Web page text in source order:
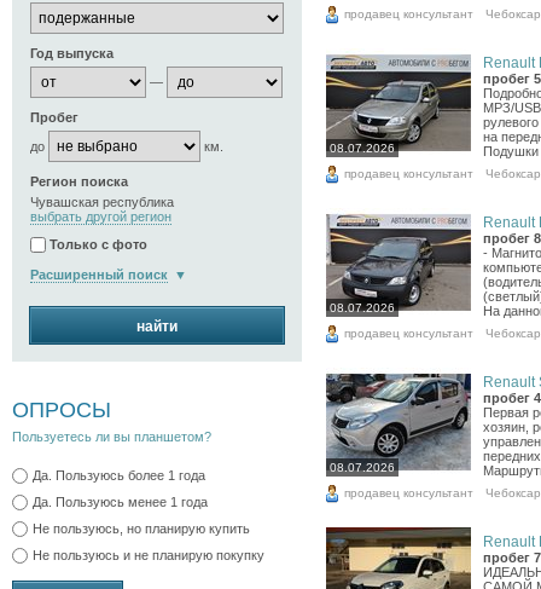
Год выпуска
—
Пробег
до
км.
Регион поиска
Чувашская республика
выбрать другой регион
Только с фото
Расширенный поиск
найти
ОПРОСЫ
Пользуетесь ли вы планшетом?
Да. Пользуюсь более 1 года
Да. Пользуюсь менее 1 года
Не пользуюсь, но планирую купить
Не пользуюсь и не планирую покупку
продавец консультант
08.07.2026
Renault
пробег
МРЗ/USB
на
Подушки
продавец консультант
08.07.2026
Renault
пробег
-
На
продавец консультант
08.07.2026
Renault
пробег
Первая
хозяин,
продавец консультант
Renault
пробег
САМОЙ